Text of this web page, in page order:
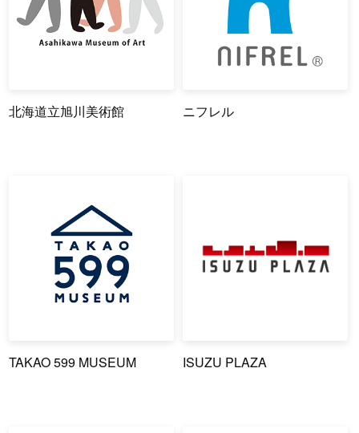
北海道立旭川美術館 ニフレル
TAKAO 599 MUSEUM ISUZU PLAZA